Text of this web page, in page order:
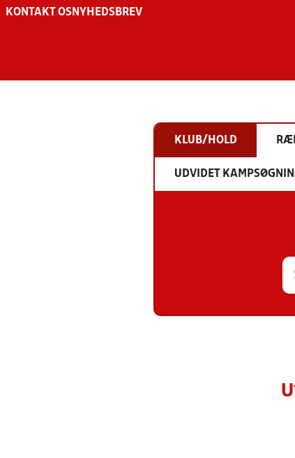
KONTAKT OS NYHEDSBREV
KLUB/HOLD
UDVIDET